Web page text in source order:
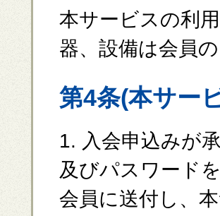
本サービスの利
器、設備は会員
第4条(本サー
1. 入会申込みが
及びパスワード
会員に送付し、